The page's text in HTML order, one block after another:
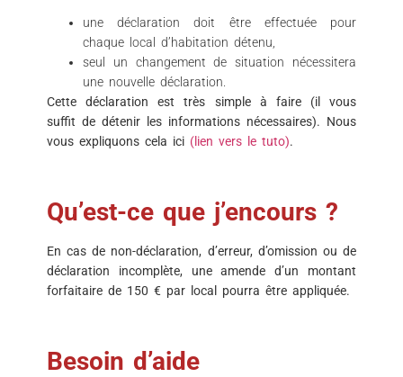
une déclaration doit être effectuée pour
chaque local d’habitation détenu,
seul un changement de situation nécessitera
une nouvelle déclaration.
Cette déclaration est très simple à faire (il vous
suffit de détenir les informations nécessaires). Nous
vous expliquons cela ici (lien vers le tuto).
Qu’est-ce que j’encours ?
En cas de non-déclaration, d’erreur, d’omission ou de
déclaration incomplète, une amende d’un montant
forfaitaire de 150 € par local pourra être appliquée.
Besoin d’aide